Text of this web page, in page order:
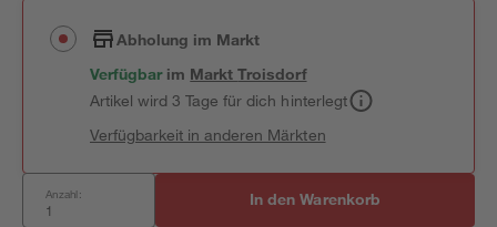
Abholung im Markt
Verfügbar im MarktTroisdorf
Artikel wird 3 Tage für dich hinterlegt
Verfügbarkeit in anderen Märkten
Anzahl: In den Warenkorb